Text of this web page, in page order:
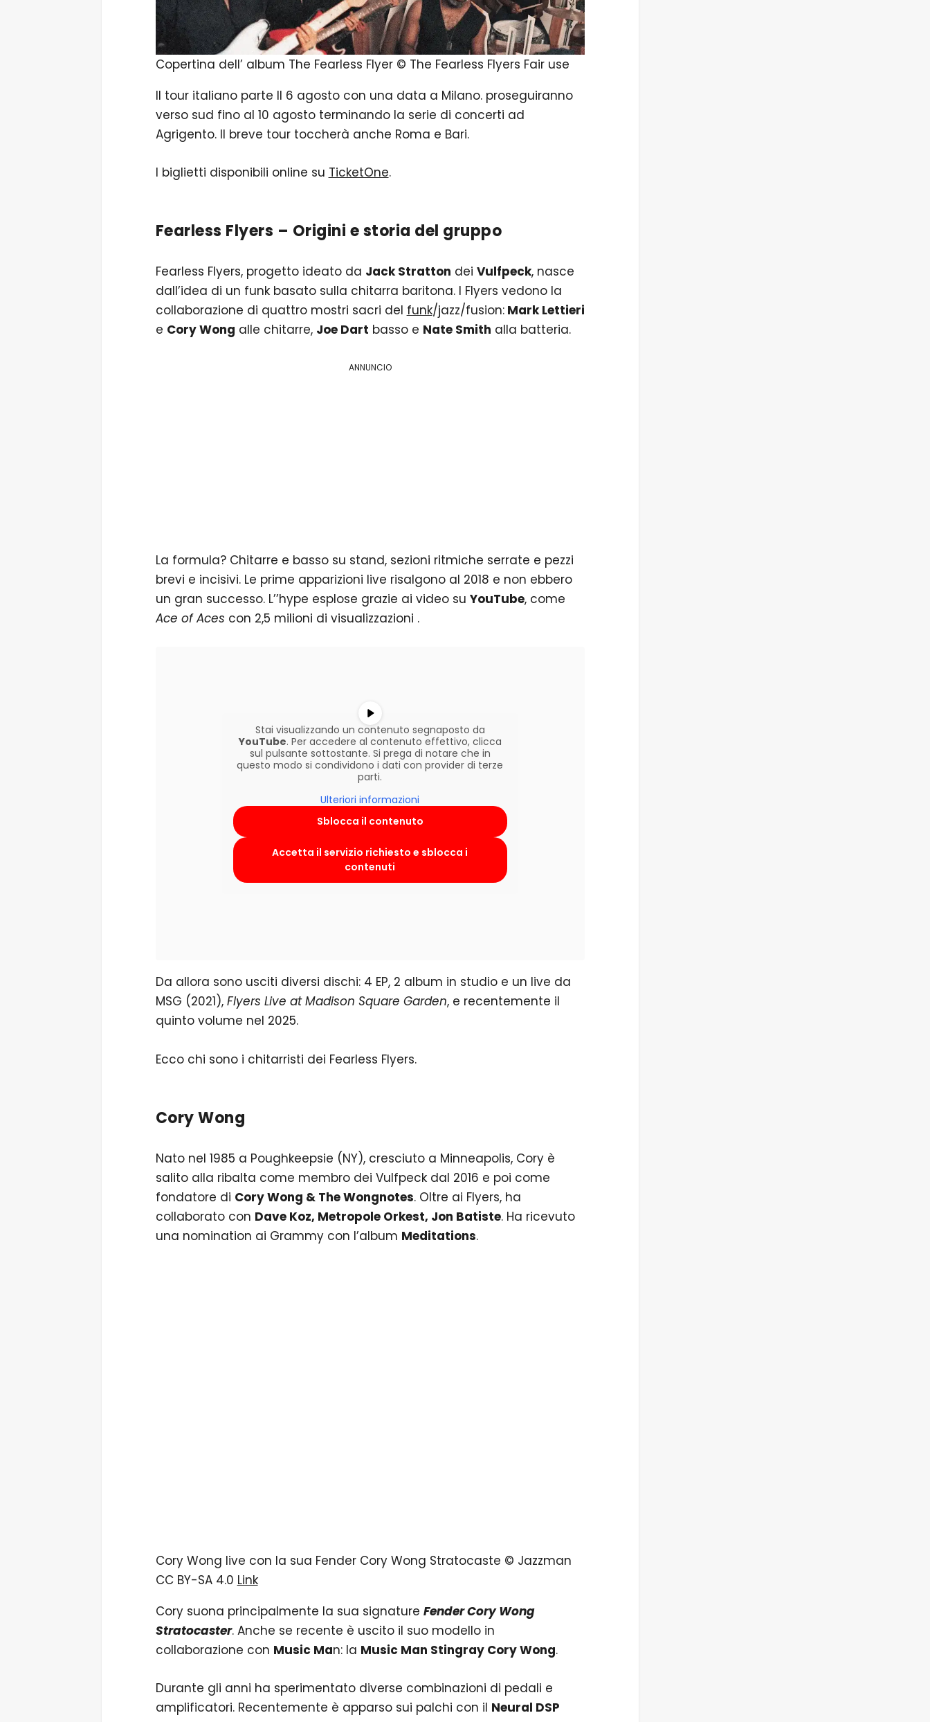
Copertina dell’ album The Fearless Flyer © The Fearless Flyers Fair use
Il tour italiano parte Il 6 agosto con una data a Milano. proseguiranno
verso sud fino al 10 agosto terminando la serie di concerti ad
Agrigento. Il breve tour toccherà anche Roma e Bari.
I biglietti disponibili online su TicketOne.
Fearless Flyers – Origini e storia del gruppo
Fearless Flyers, progetto ideato da Jack Stratton dei Vulfpeck, nasce
dall’idea di un funk basato sulla chitarra baritona. I Flyers vedono la
collaborazione di quattro mostri sacri del funk/jazz/fusion:Mark Lettieri
e Cory Wong alle chitarre, Joe Dart basso e Nate Smith alla batteria.
ANNUNCIO
La formula? Chitarre e basso su stand, sezioni ritmiche serrate e pezzi
brevi e incisivi. Le prime apparizioni live risalgono al 2018 e non ebbero
un gran successo. L’’hype esplose grazie ai video su YouTube, come
Ace of Aces con 2,5 milioni di visualizzazioni .
Stai visualizzando un contenuto segnaposto da
YouTube. Per accedere al contenuto effettivo, clicca
sul pulsante sottostante. Si prega di notare che in
questo modo si condividono i dati con provider di terze
parti.
Ulteriori informazioni
Sblocca il contenuto
Accetta il servizio richiesto e sblocca i
contenuti
Da allora sono usciti diversi dischi: 4 EP, 2 album in studio e un live da
MSG (2021), Flyers Live at Madison Square Garden, e recentemente il
quinto volume nel 2025.
Ecco chi sono i chitarristi dei Fearless Flyers.
Cory Wong
Nato nel 1985 a Poughkeepsie (NY), cresciuto a Minneapolis, Cory è
salito alla ribalta come membro dei Vulfpeck dal 2016 e poi come
fondatore di Cory Wong & The Wongnotes. Oltre ai Flyers, ha
collaborato con Dave Koz, Metropole Orkest, Jon Batiste. Ha ricevuto
una nomination ai Grammy con l’album Meditations.
Cory Wong live con la sua Fender Cory Wong Stratocaste © Jazzman
CC BY-SA 4.0 Link
Cory suona principalmente la sua signature Fender Cory Wong
Stratocaster. Anche se recente è uscito il suo modello in
collaborazione con Music Man: la Music Man Stingray Cory Wong.
Durante gli anni ha sperimentato diverse combinazioni di pedali e
amplificatori. Recentemente è apparso sui palchi con il Neural DSP